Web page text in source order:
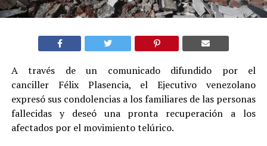
A través de un comunicado difundido por el
canciller Félix Plasencia, el Ejecutivo venezolano
expresó sus condolencias a los familiares de las personas
fallecidas y deseó una pronta recuperación a los
afectados por el movimiento telúrico.